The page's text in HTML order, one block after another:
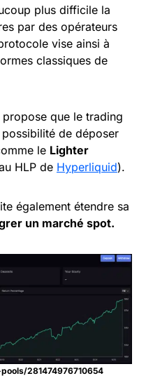
plus difficile la
par des opérateurs
vise ainsi à
classiques de
propose que le trading
de déposer
le Lighter
HLP de Hyperliquid).
également étendre sa
un marché spot.
281474976710654